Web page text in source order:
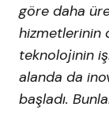
göre daha
hizmetlerinin
teknolojinin
alanda da
başladı.